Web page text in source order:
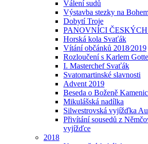
Válení sudů
Výstavba stezky na
Dobytí Troje
PANOVNÍCI
Horská kola Svaťák
Vítání občánků 2018⁄2019
Rozloučení s Karlem
I. Masterchef Svaťák
Svatomartinské slavnosti
Advent 2019
Beseda o Boženě
Mikulášská nadílka
Silwestrovská vyjížďka
Přivítání sousedů z
vyjížďce
2018